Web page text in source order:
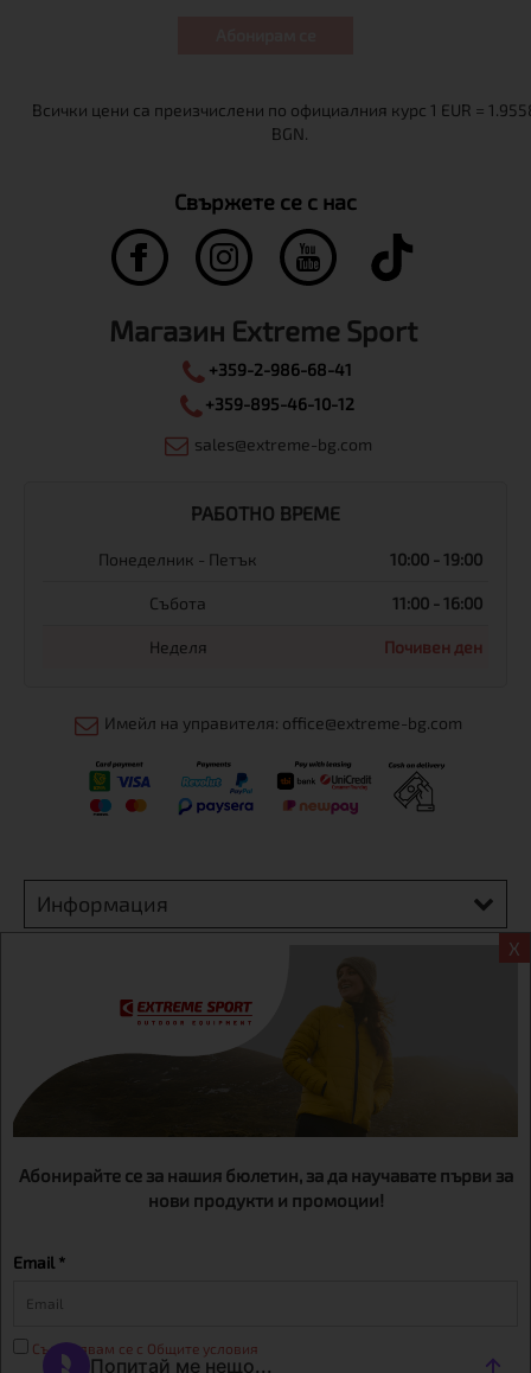
X
Абонирайте се за нашия бюлетин, за да научавате първи за
нови продукти и промоции!
Email *
Съгласявам се с Общите условия
Свържете се с нас
Магазин Extreme Sport
+359-2-986-68-41
+359-895-46-10-12
sales@extreme-bg.com
РАБОТНО ВРЕМЕ
Понеделник - Петък 10:00 - 19:00
Събота 11:00 - 16:00
Неделя Почивен ден
Имейл на управителя: office@extreme-bg.com
Информация
Екстрем спорт ЕООД, BG131452613, административен адрес
гр.София,бул. Дондуков 42, тел.:+359 895461012